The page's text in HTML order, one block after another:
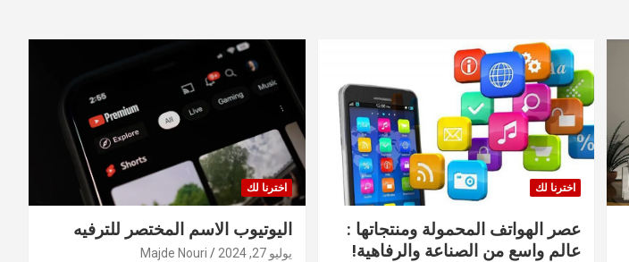
اخترنا لك
عصر الهواتف المحمولة ومنتجاتها :
عالم واسع من الصناعة والرفاهية!
اخترنا لك
اليوتيوب الاسم المختصر للترفيه
يوليو 27, 2024 Majde Nouri